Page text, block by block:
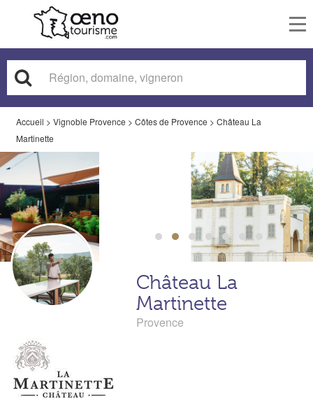
Accueil > Vignoble Provence > Côtes de Provence > Château La
Martinette
Château La
Martinette
Provence